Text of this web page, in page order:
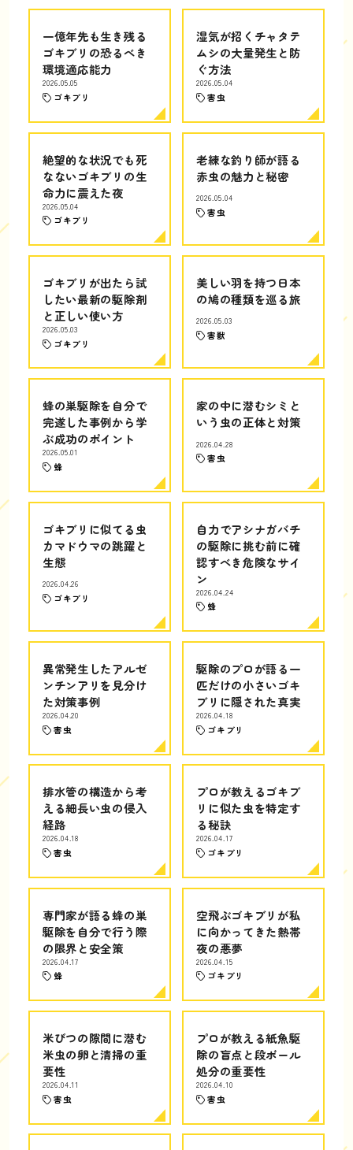
一億年先も生き残る
ゴキブリの恐るべき
環境適応能力
2026.05.05
ゴキブリ
湿気が招くチャタテ
ムシの大量発生と防
ぐ方法
2026.05.04
害虫
絶望的な状況でも死
なないゴキブリの生
命力に震えた夜
2026.05.04
ゴキブリ
老練な釣り師が語る
赤虫の魅力と秘密
2026.05.04
害虫
ゴキブリが出たら試
したい最新の駆除剤
と正しい使い方
2026.05.03
ゴキブリ
美しい羽を持つ日本
の鳩の種類を巡る旅
2026.05.03
害獣
蜂の巣駆除を自分で
完遂した事例から学
ぶ成功のポイント
2026.05.01
蜂
家の中に潜むシミと
いう虫の正体と対策
2026.04.28
害虫
ゴキブリに似てる虫
カマドウマの跳躍と
生態
2026.04.26
ゴキブリ
自力でアシナガバチ
の駆除に挑む前に確
認すべき危険なサイ
ン
2026.04.24
蜂
異常発生したアルゼ
ンチンアリを見分け
た対策事例
2026.04.20
害虫
駆除のプロが語る一
匹だけの小さいゴキ
ブリに隠された真実
2026.04.18
ゴキブリ
排水管の構造から考
える細長い虫の侵入
経路
2026.04.18
害虫
プロが教えるゴキブ
リに似た虫を特定す
る秘訣
2026.04.17
ゴキブリ
専門家が語る蜂の巣
駆除を自分で行う際
の限界と安全策
2026.04.17
蜂
空飛ぶゴキブリが私
に向かってきた熱帯
夜の悪夢
2026.04.15
ゴキブリ
米びつの隙間に潜む
米虫の卵と清掃の重
要性
2026.04.11
害虫
プロが教える紙魚駆
除の盲点と段ボール
処分の重要性
2026.04.10
害虫